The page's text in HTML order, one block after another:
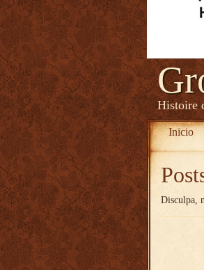
Histoire
Inicio
Disculpa,